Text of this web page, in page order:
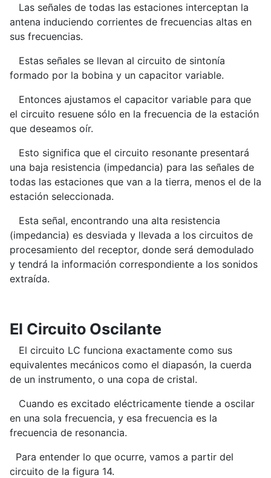
Las señales de todas las estaciones interceptan la
antena induciendo corrientes de frecuencias altas en
sus frecuencias.
Estas señales se llevan al circuito de sintonía
formado por la bobina y un capacitor variable.
Entonces ajustamos el capacitor variable para que
el circuito resuene sólo en la frecuencia de la estación
que deseamos oír.
Esto significa que el circuito resonante presentará
una baja resistencia (impedancia) para las señales de
todas las estaciones que van a la tierra, menos el de la
estación seleccionada.
Esta señal, encontrando una alta resistencia
(impedancia) es desviada y llevada a los circuitos de
procesamiento del receptor, donde será demodulado
y tendrá la información correspondiente a los sonidos
extraída.
El Circuito Oscilante
El circuito LC funciona exactamente como sus
equivalentes mecánicos como el diapasón, la cuerda
de un instrumento, o una copa de cristal.
Cuando es excitado eléctricamente tiende a oscilar
en una sola frecuencia, y esa frecuencia es la
frecuencia de resonancia.
Para entender lo que ocurre, vamos a partir del
circuito de la figura 14.